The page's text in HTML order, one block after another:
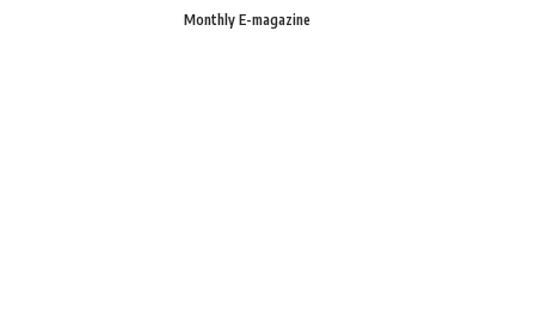
Monthly E-magazine